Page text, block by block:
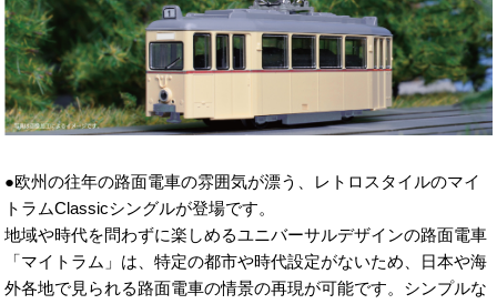
●欧州の往年の路面電車の雰囲気が漂う、レトロスタイルのマイ
トラムClassicシングルが登場です。
地域や時代を問わずに楽しめるユニバーサルデザインの路面電車
「マイトラム」は、特定の都市や時代設定がないため、日本や海
外各地で見られる路面電車の情景の再現が可能です。シンプルな